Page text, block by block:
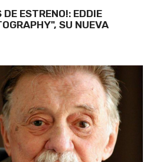
DE ESTRENO!: EDDIE
SU NUEVA